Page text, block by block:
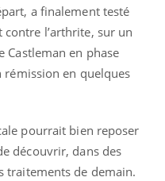
a finalement testé
l’arthrite, sur un
Castleman en phase
rémission en quelques
pourrait bien reposer
découvrir, dans des
traitements de demain.